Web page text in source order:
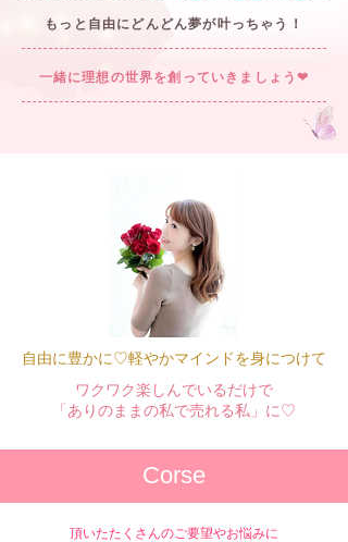
もっと自由にどんどん夢が叶っちゃう！
一緒に理想の世界を創っていきましょう❤︎
自由に豊かに♡軽やかマインドを身につけて
ワクワク​楽しんでいるだけで
「ありのままの私で売れる私」に♡
Corse
頂いたたくさんのご要望やお悩みに